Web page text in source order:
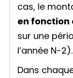
cas, le
en fonction
sur une
l’année N-2).
Dans